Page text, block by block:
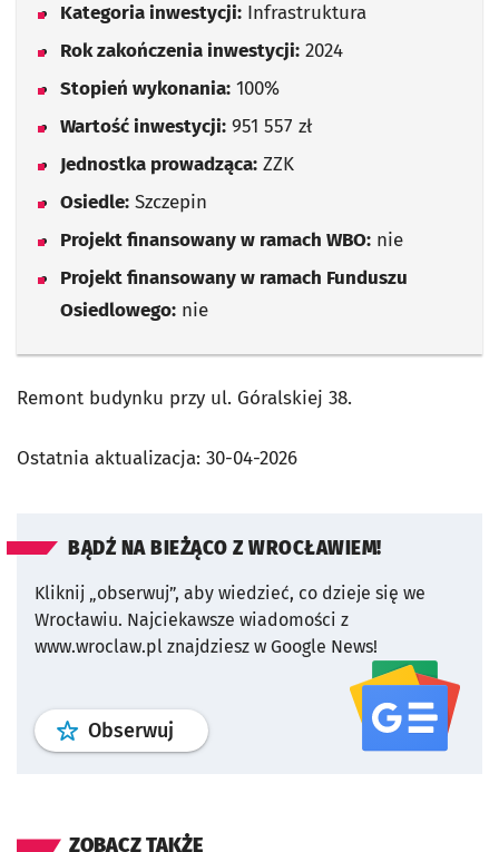
Kategoria inwestycji: Infrastruktura
Rok zakończenia inwestycji: 2024
Stopień wykonania: 100%
Wartość inwestycji: 951 557 zł
Jednostka prowadząca: ZZK
Osiedle: Szczepin
Projekt finansowany w ramach WBO: nie
Projekt finansowany w ramach Funduszu
Osiedlowego: nie
Remont budynku przy ul. Góralskiej 38.
Ostatnia aktualizacja: 30-04-2026
BĄDŹ NA BIEŻĄCO Z WROCŁAWIEM!
Kliknij „obserwuj”, aby wiedzieć, co dzieje się we
Wrocławiu. Najciekawsze wiadomości z
www.wroclaw.pl znajdziesz w Google News!
Obserwuj profil serwisu
ZOBACZ TAKŻE